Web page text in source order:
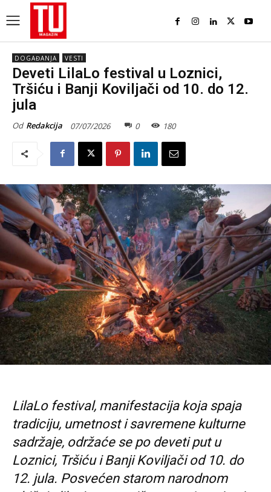
DOGAĐANJA VESTI
Deveti LilaLo festival u Loznici,
Tršiću i Banji Koviljači od 10. do 12.
jula
Od Redakcija 07/07/2026 0 180
LilaLo festival, manifestacija koja spaja
tradiciju, umetnost i savremene kulturne
sadržaje, održaće se po deveti put u
Loznici, Tršiću i Banji Koviljači od 10. do
12. jula. Posvećen starom narodnom